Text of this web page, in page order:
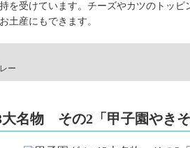
を受けています。チーズやカツのトッ
土産にもできます。
ー
名物 その2「甲子園やきそ